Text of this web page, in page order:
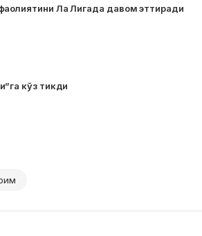
Ла Лигада давом эттиради
кўз тикди